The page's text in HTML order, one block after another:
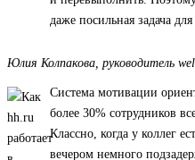
даже посильная задача
Юлия Колпакова, руководитель
Система мотивации
более 30% сотрудников
Классно, когда у коллег
вечером немного